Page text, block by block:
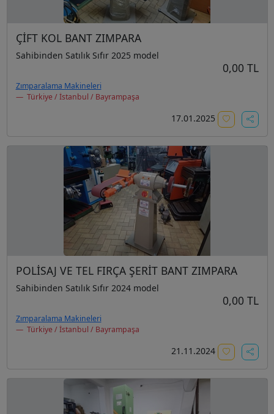
ÇİFT KOL BANT ZIMPARA
Sahibinden Satılık Sıfır 2025 model
0,00 TL
Zımparalama Makineleri
Türkiye / İstanbul / Bayrampaşa
17.01.2025
POLİSAJ VE TEL FIRÇA ŞERİT BANT ZIMPARA
Sahibinden Satılık Sıfır 2024 model
0,00 TL
Zımparalama Makineleri
Türkiye / İstanbul / Bayrampaşa
21.11.2024